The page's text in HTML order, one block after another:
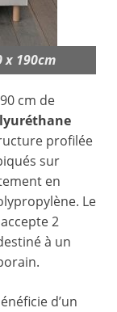
x 190cm
cm de
profilée
sur
en
Le
2
à un
d’un